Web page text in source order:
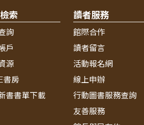
索
詢
戶
源
書房
書書單下載
讀者服務
館際合作
讀者留言
活動報名網
線上申辦
行動圖書服務查詢
友善服務